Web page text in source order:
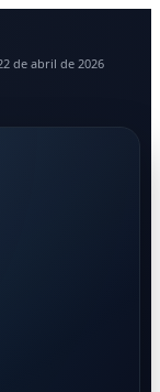
de abril de 2026